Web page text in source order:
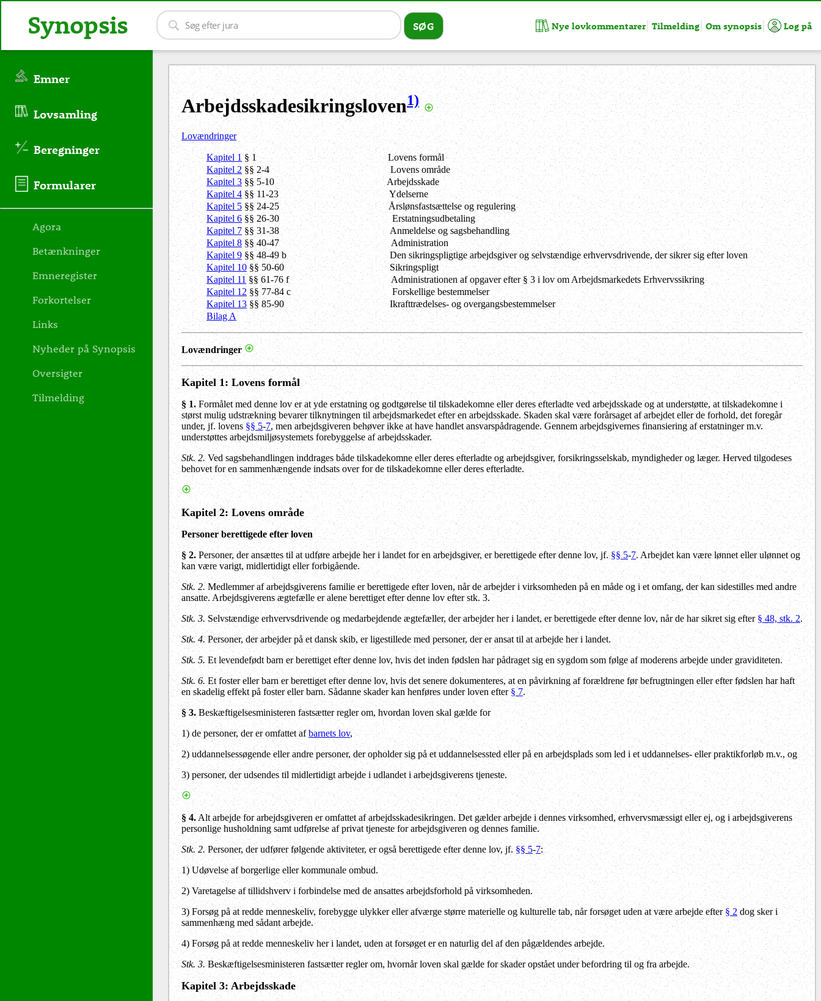
Arbejdsskadesikringsloven1)
Lovændringer
Kapitel 1§ 1
Lovens formål
Kapitel 2§§ 2-4
Lovens område
Kapitel 3 §§ 5-10
Arbejdsskade
Kapitel 4§§ 11-23
Ydelserne
Kapitel 5 §§ 24-25
Årslønsfastsættelse og regulering
Kapitel 6§§ 26-30
Erstatningsudbetaling
Kapitel 7 §§ 31-38
Anmeldelse og sagsbehandling
Kapitel 8 §§ 40-47
Administration
Kapitel 9 §§ 48-49 b
Den sikringspligtige arbejdsgiver og selvstændige erhvervsdrivende, der sikrer sig efter loven
Kapitel 10§§ 50-60
Sikringspligt
Kapitel 11 §§ 61-76 f
Administrationen af opgaver efter § 3 i lov om Arbejdsmarkedets Erhvervssikring
Kapitel 12§§ 77-84 c
Forskellige bestemmelser
Kapitel 13 §§ 85-90
Ikrafttrædelses- og overgangsbestemmelser
Bilag A
Lovændringer
Kapitel 1: Lovens formål
§ 1.Formålet med denne lov er at yde erstatning og godtgørelse til tilskadekomne eller deres efterladte ved arbejdsskade og at understøtte, at tilskadekomne i
størst mulig udstrækning bevarer tilknytningen til arbejdsmarkedet efter en arbejdsskade. Skaden skal være forårsaget af arbejdet eller de forhold, det foregår
under, jf. lovens §§ 5-7, men arbejdsgiveren behøver ikke at have handlet ansvarspådragende. Gennem arbejdsgivernes finansiering af erstatninger m.v.
understøttes arbejdsmiljøsystemets forebyggelse af arbejdsskader.
Stk. 2. Ved sagsbehandlingen inddrages både tilskadekomne eller deres efterladte og arbejdsgiver, forsikringsselskab, myndigheder og læger. Herved tilgodeses
behovet for en sammenhængende indsats over for de tilskadekomne eller deres efterladte.
Kapitel 2: Lovens område
Personer berettigede efter loven
§ 2.Personer, der ansættes til at udføre arbejde her i landet for en arbejdsgiver, er berettigede efter denne lov, jf. §§ 5-7. Arbejdet kan være lønnet eller ulønnet og
kan være varigt, midlertidigt eller forbigående.
Stk. 2.Medlemmer af arbejdsgiverens familie er berettigede efter loven, når de arbejder i virksomheden på en måde og i et omfang, der kan sidestilles med andre
ansatte. Arbejdsgiverens ægtefælle er alene berettiget efter denne lov efter stk. 3.
Stk. 3. Selvstændige erhvervsdrivende og medarbejdende ægtefæller, der arbejder her i landet, er berettigede efter denne lov, når de har sikret sig efter § 48, stk. 2.
Stk. 4.Personer, der arbejder på et dansk skib, er ligestillede med personer, der er ansat til at arbejde her i landet.
Stk. 5. Et levendefødt barn er berettiget efter denne lov, hvis det inden fødslen har pådraget sig en sygdom som følge af moderens arbejde under graviditeten.
Stk. 6. Et foster eller barn er berettiget efter denne lov, hvis det senere dokumenteres, at en påvirkning af forældrene før befrugtningen eller efter fødslen har haft
en skadelig effekt på foster eller barn. Sådanne skader kan henføres under loven efter§ 7.
§ 3. Beskæftigelsesministeren fastsætter regler om, hvordan loven skal gælde for
1) de personer, der er omfattet afbarnets lov,
2) uddannelsessøgende eller andre personer, der opholder sig på et uddannelsessted eller på en arbejdsplads som led i et uddannelses- eller praktikforløb m.v., og
3) personer, der udsendes til midlertidigt arbejde i udlandet i arbejdsgiverens tjeneste.
§ 4. Alt arbejde for arbejdsgiveren er omfattet af arbejdsskadesikringen. Det gælder arbejde i dennes virksomhed, erhvervsmæssigt eller ej, og i arbejdsgiverens
personlige husholdning samt udførelse af privat tjeneste for arbejdsgiveren og dennes familie.
Stk. 2.Personer, der udfører følgende aktiviteter, er også berettigede efter denne lov, jf.§§ 5-7:
1) Udøvelse af borgerlige eller kommunale ombud.
2) Varetagelse af tillidshverv i forbindelse med de ansattes arbejdsforhold på virksomheden.
3) Forsøg på at redde menneskeliv, forebygge ulykker eller afværge større materielle og kulturelle tab, når forsøget uden at være arbejde efter § 2dog sker i
sammenhæng med sådant arbejde.
4) Forsøg på at redde menneskeliv her i landet, uden at forsøget er en naturlig del af den pågældendes arbejde.
Stk. 3.Beskæftigelsesministeren fastsætter regler om, hvornår loven skal gælde for skader opstået under befordring til og fra arbejde.
Kapitel 3: Arbejdsskade
Emner
Lovsamling
Beregninger
Formularer
Agora
Betænkninger
Emneregister
Forkortelser
Links
Nyheder på Synopsis
Oversigter
Tilmelding
Synopsis Nye lovkommentarer Tilmelding Om synopsis Log på